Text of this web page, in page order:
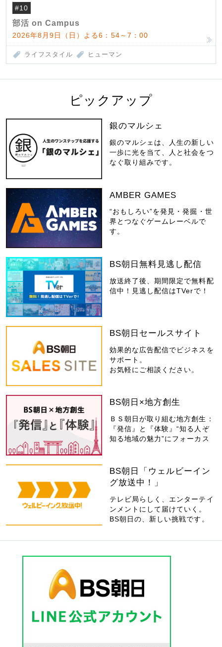
#10
部活 on Campus
2026年8月9日（日）よる6：54～7：00
ライフスタイル ヒューマン
ピックアップ
銀のマルシェ
銀のマルシェは、人生の新しい
一歩に光を当て、人と社会をつ
なぐ取り組みです。
AMBER GAMES
“おもしろい”を発見・発掘・世
界とつなぐゲームレーベルで
す。
BS朝日無料見逃し配信
放送終了後、期間限定で無料配
信中！見逃し配信はTVerで！
BS朝日セールスサイト
効果的な広告配信でビジネスを
サポート。
お気軽にご相談ください。
BS朝日×地方創生
ＢＳ朝日が取り組む地方創生：
『発信』と『体験』“知る人ぞ
知る地域の魅力”にフォーカス
BS朝日「ウェルビーイン
グ放送中！」
テレビ局らしく、エンターテイ
ンメントにして届けていく。
BS朝日の、新しい挑戦です。